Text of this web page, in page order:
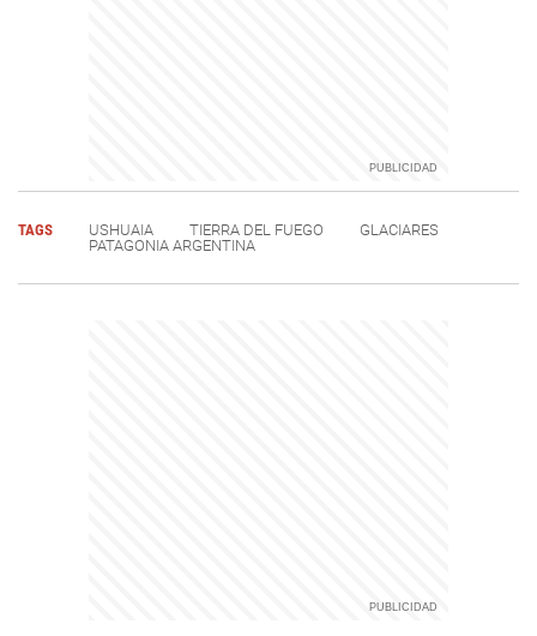
TAGS USHUAIA TIERRA DEL FUEGO
GLACIARES
PATAGONIA ARGENTINA